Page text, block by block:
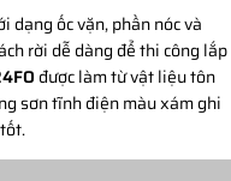
dạng ốc vặn, phần nóc và
rời dễ dàng để thi công lắp
được làm từ vật liệu tôn
sơn tĩnh điện màu xám ghi